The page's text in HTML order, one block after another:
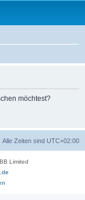
möchtest?
Alle Zeiten sind UTC+02:00
Limited